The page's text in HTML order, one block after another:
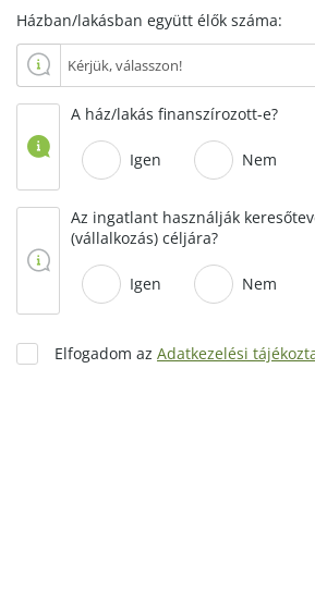
Házban/lakásban együtt élők száma:
A ház/lakás finanszírozott-e?
Igen Nem
Az ingatlant használják
(vállalkozás) céljára?
Igen Nem
Elfogadom az Adatkezelési